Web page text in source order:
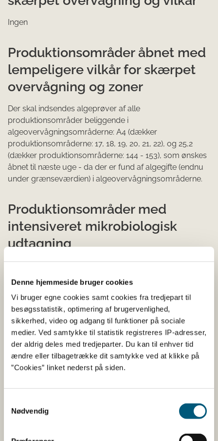
Denne hjemmeside bruger cookies
Vi bruger egne cookies samt cookies fra tredjepart til
besøgsstatistik, optimering af brugervenlighed,
sikkerhed, video og adgang til funktioner på sociale
medier. Ved samtykke til statistik registreres IP-adresser,
der aldrig deles med tredjeparter. Du kan til enhver tid
ændre eller tilbagetrække dit samtykke ved at klikke på
”Cookies” linket nederst på siden.
Nødvendig
Ingen
Produktionsområder åbnet med
lempeligere vilkår for skærpet
overvågning og zoner
Der skal indsendes algeprøver af alle
produktionsområder beliggende i
algeovervågningsområderne: A4 (dækker
produktionsområderne: 17, 18, 19, 20, 21, 22), og 25,2
(dækker produktionsområderne: 144 - 153), som ønskes
åbnet til næste uge - da der er fund af algegifte (endnu
under grænseværdien) i algeovervågningsområderne.
Produktionsområder med
intensiveret mikrobiologisk
udtagning
Ingen
Hoved​o​​mråde
Åbne​​
produktions​
o​mrå​der
Art
LimfjordenVest​​​ ​12